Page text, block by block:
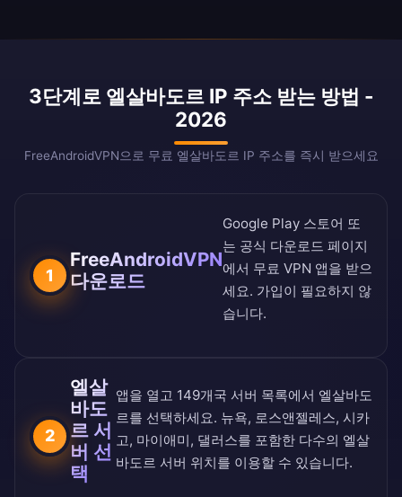
3단계로 엘살바도르 IP 주소 받는 방법 -
2026
FreeAndroidVPN으로 무료 엘살바도르 IP 주소를 즉시 받으세요
1
FreeAndroidVPN
다운로드
Google Play 스토어 또
는 공식 다운로드 페이지
에서 무료 VPN 앱을 받으
세요. 가입이 필요하지 않
습니다.
2
엘살
바도
르 서
버 선
택
앱을 열고 149개국 서버 목록에서 엘살바도
르를 선택하세요. 뉴욕, 로스앤젤레스, 시카
고, 마이애미, 댈러스를 포함한 다수의 엘살
바도르 서버 위치를 이용할 수 있습니다.